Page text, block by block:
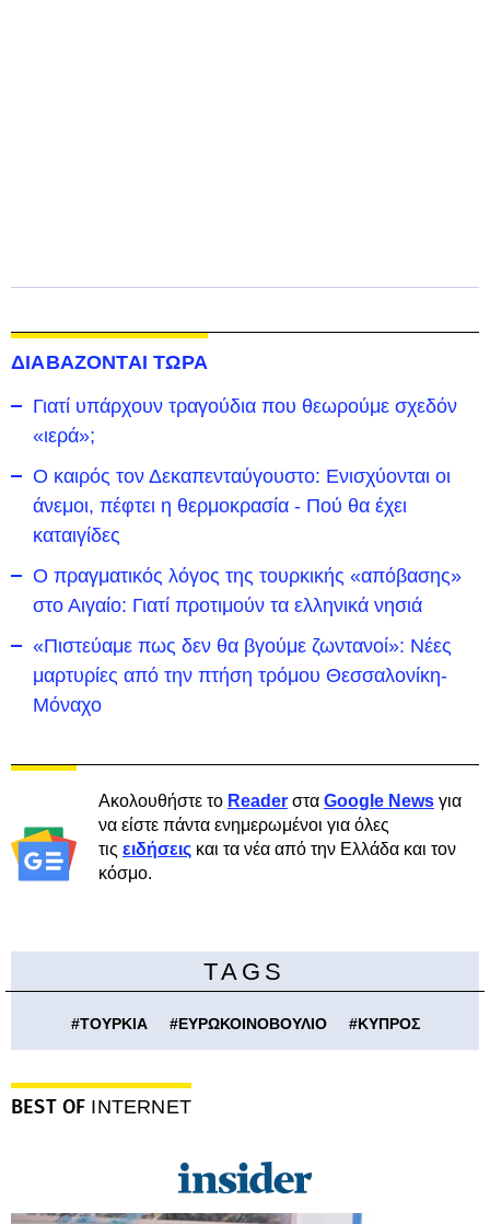
ΔΙΑΒΑΖΟΝΤΑΙ ΤΩΡΑ
Γιατί υπάρχουν τραγούδια που θεωρούμε σχεδόν
«ιερά»;
Ο καιρός τον Δεκαπενταύγουστο: Ενισχύονται οι
άνεμοι, πέφτει η θερμοκρασία - Πού θα έχει
καταιγίδες
Ο πραγματικός λόγος της τουρκικής «απόβασης»
στο Αιγαίο: Γιατί προτιμούν τα ελληνικά νησιά
«Πιστεύαμε πως δεν θα βγούμε ζωντανοί»: Νέες
μαρτυρίες από την πτήση τρόμου Θεσσαλονίκη-
Μόναχο
Ακολουθήστε το Reader στα Google News για
να είστε πάντα ενημερωμένοι για όλες
τις ειδήσεις και τα νέα από την Ελλάδα και τον
κόσμο.
TAGS
#ΤΟΥΡΚΙΑ #ΕΥΡΩΚΟΙΝΟΒΟΥΛΙΟ #ΚΥΠΡΟΣ
BEST OF INTERNET